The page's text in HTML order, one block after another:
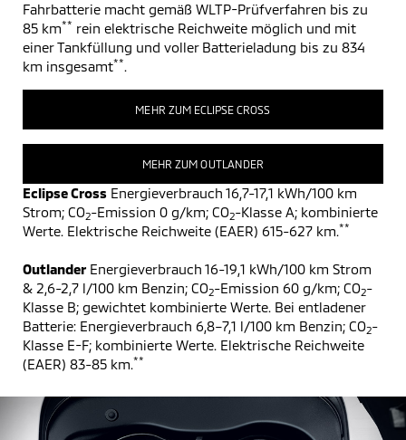
Fahrbatterie macht gemäß WLTP-Prüfverfahren bis zu
85 km** rein elektrische Reichweite möglich und mit
einer Tankfüllung und voller Batterieladung bis zu 834
km insgesamt**.
MEHR ZUM ECLIPSE CROSS
MEHR ZUM OUTLANDER
Eclipse Cross Energieverbrauch 16,7-17,1 kWh/100 km
Strom; CO2-Emission 0 g/km; CO2-Klasse A; kombinierte
Werte. Elektrische Reichweite (EAER) 615-627 km.**
Outlander Energieverbrauch 16-19,1 kWh/100 km Strom
& 2,6-2,7 l/100 km Benzin; CO2-Emission 60 g/km; CO2-
Klasse B; gewichtet kombinierte Werte. Bei entladener
Batterie: Energieverbrauch 6,8–7,1 l/100 km Benzin; CO2-
Klasse E-F; kombinierte Werte. Elektrische Reichweite
(EAER) 83-85 km.**